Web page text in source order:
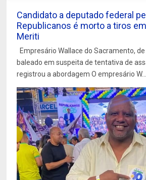
Candidato a deputado federal
Republicanos é morto a tiros
Meriti
Empresário Wallace do Sacramento,
baleado em suspeita de tentativa de
registrou a abordagem O empresário W...